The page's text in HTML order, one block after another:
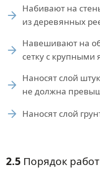
Набивают на
из деревянных
Навешивают на
сетку с крупными
Наносят слой
не должна
Наносят слой
2.5 Порядок